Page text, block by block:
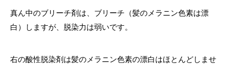
真ん中のブリーチ剤は、ブリーチ（髪のメラニン色素は漂
白）しますが、脱染力は弱いです。
右の酸性脱染剤は髪のメラニン色素の漂白はほとんどしませ